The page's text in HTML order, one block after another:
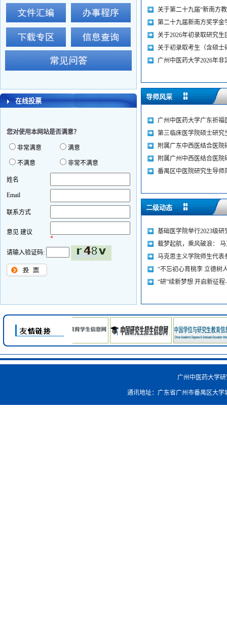
在线投票
您对使用本网站是否满意？
非常满意 满意
不满意 非常不满意
姓名
Email
联系方式
意见 建议
*
请输入验证码:
关于第二十九届“新南方
第二十九届新南方奖学金
关于2026年初录取研究生
关于初录取考生（含硕士
广州中医药大学2026年非
导师风采
广州中医药大学广东祈福
第三临床医学院硕士研究
附属广东中西医结合医
附属广州中西医结合医
番禺区中医院研究生导师
二级动态
基础医学院举行2023级
载梦起航，乘风破浪：
马克思主义学院师生代表
“不忘初心育桃李 立德树
“研”续新梦想 开启新征
广州中医药大学
通讯地址：广东省广州市番禺区大